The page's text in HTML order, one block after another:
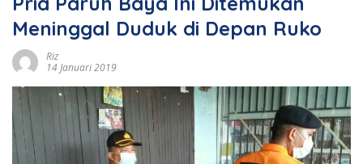
Meninggal Duduk di Depan Ruko
Riz
14 Januari 2019